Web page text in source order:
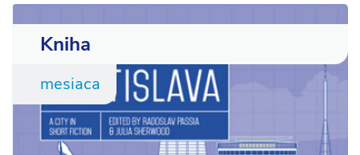
Kniha
mesiaca